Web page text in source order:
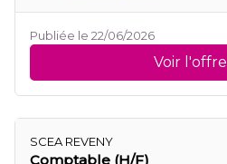
Publiée le 22/06/2026
Voir l'offre
SCEA REVENY
Comptable (H/F)